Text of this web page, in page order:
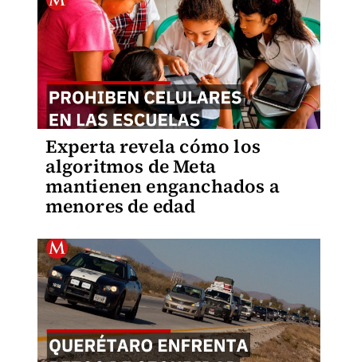
Experta revela cómo los
algoritmos de Meta
mantienen enganchados a
menores de edad